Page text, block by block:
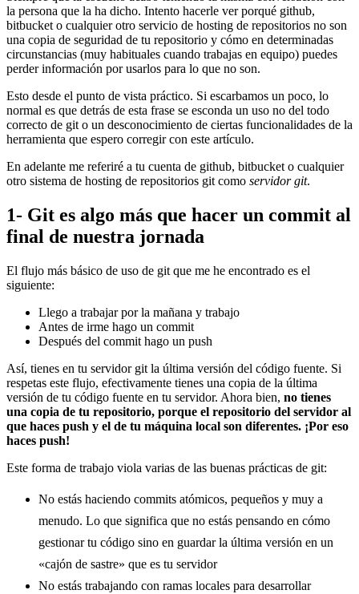
la persona que la ha dicho. Intento hacerle ver porqué github,
bitbucket o cualquier otro servicio de hosting de repositorios no son
una copia de seguridad de tu repositorio y cómo en determinadas
circunstancias (muy habituales cuando trabajas en equipo) puedes
perder información por usarlos para lo que no son.
Esto desde el punto de vista práctico. Si escarbamos un poco, lo
normal es que detrás de esta frase se esconda un uso no del todo
correcto de git o un desconocimiento de ciertas funcionalidades de la
herramienta que espero corregir con este artículo.
En adelante me referiré a tu cuenta de github, bitbucket o cualquier
otro sistema de hosting de repositorios git como servidor git.
1- Git es algo más que hacer un commit al
final de nuestra jornada
El flujo más básico de uso de git que me he encontrado es el
siguiente:
Llego a trabajar por la mañana y trabajo
Antes de irme hago un commit
Después del commit hago un push
Así, tienes en tu servidor git la última versión del código fuente. Si
respetas este flujo, efectivamente tienes una copia de la última
versión de tu código fuente en tu servidor. Ahora bien, no tienes
una copia de tu repositorio, porque el repositorio del servidor al
que haces push y el de tu máquina local son diferentes. ¡Por eso
haces push!
Este forma de trabajo viola varias de las buenas prácticas de git:
No estás haciendo commits atómicos, pequeños y muy a
menudo. Lo que significa que no estás pensando en cómo
gestionar tu código sino en guardar la última versión en un
«cajón de sastre» que es tu servidor
No estás trabajando con ramas locales para desarrollar